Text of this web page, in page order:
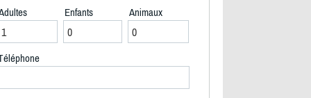
Enfants Animaux